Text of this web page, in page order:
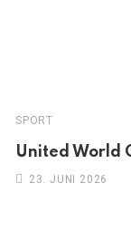
SPORT
United World
23. JUNI 2026